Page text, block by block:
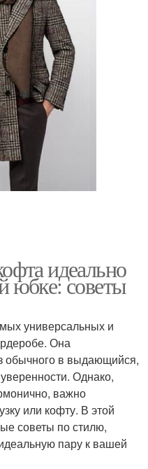
идеально
юбке: советы
универсальных и
Она
обычного в выдающийся,
Однако,
важно
или кофту. В этой
советы по стилю,
пару к вашей